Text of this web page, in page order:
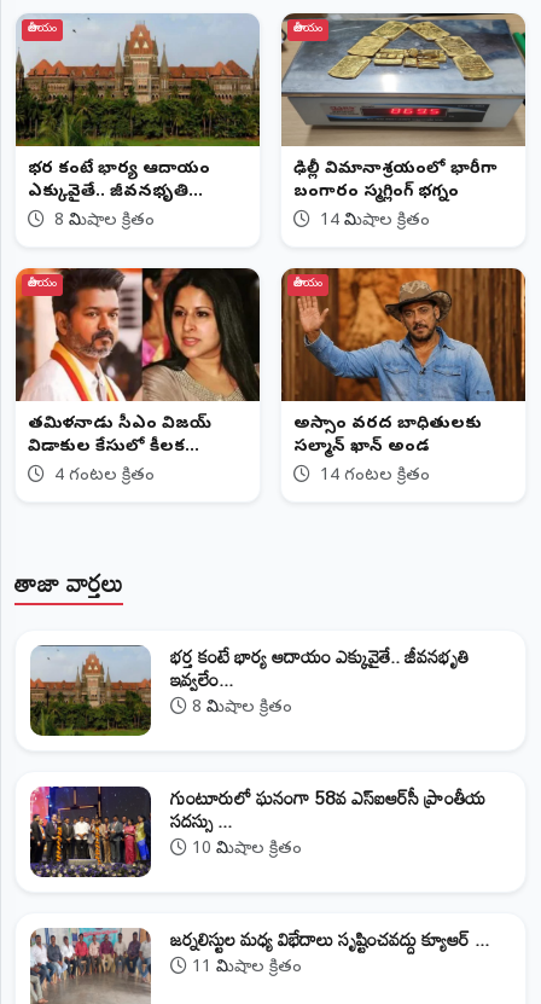
NEWS
ప్రతి
-
ప్రజల
పక్షం
జాతీయం
భర్త కంటే భార్య ఆదాయం
ఎక్కువైతే.. జీవనభృతి
ఇవ్వలేం
8 నిమిషాల క్రితం
జాతీయం
ఢిల్లీ విమానాశ్రయంలో భారీగా
బంగారం స్మగ్లింగ్ భగ్నం
14 నిమిషాల క్రితం
జాతీయం
తమిళనాడు సీఎం విజయ్‌
విడాకుల కేసులో కీలక
మలుపు4 గంటల క్రితం
జాతీయం
అస్సాం వరద బాధితులకు
సల్మాన్ ఖాన్ అండ
14 గంటల క్రితం
తాజా వార్తలు
భర్త కంటే భార్య ఆదాయం ఎక్కువైతే.. జీవనభృతి
ఇవ్వలేం...
8 నిమిషాల క్రితం
గుంటూరులో ఘనంగా 58వ ఎస్‌ఐఆర్‌సీ ప్రాంతీయ
సదస్సు ...
10 నిమిషాల క్రితం
జర్నలిస్టుల మధ్య విభేదాలు సృష్టించవద్దు క్యూఆర్‌ ...
11 నిమిషాల క్రితం